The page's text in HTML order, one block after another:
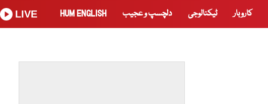
کاروبار ٹیکنالوجی دلچسپ و عجیب HUM ENGLISH
LIVE